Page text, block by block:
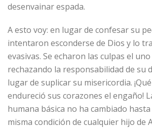
desenvainar espada.
A esto voy: en lugar de confesar su
intentaron esconderse de Dios y lo
evasivas. Se echaron las culpas el
rechazando la responsabilidad de su
lugar de suplicar su misericordia.
endureció sus corazones el engaño!
humana básica no ha cambiado hasta
misma condición de cualquier hijo de